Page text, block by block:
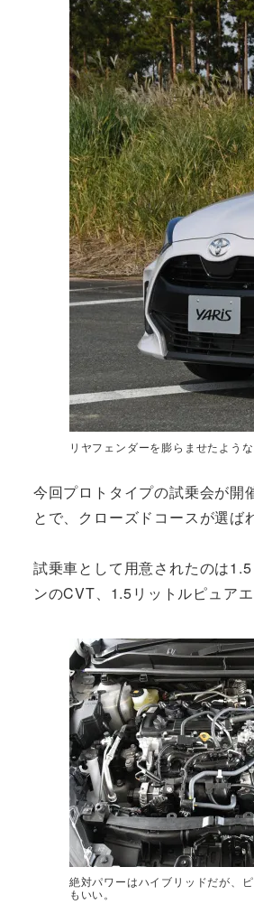
リヤフェンダーを膨らませたよう
今回プロトタイプの試乗会が開
とで、クローズドコースが選ば
試乗車として用意されたのは
ンのCVT、1.5リットルピュア
絶対パワーはハイブリッドだが、
もいい。